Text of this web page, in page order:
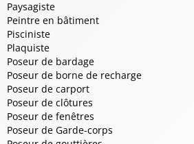
Paysagiste
Peintre en bâtiment
Pisciniste
Plaquiste
Poseur de bardage
Poseur de borne de recharge
Poseur de carport
Poseur de clôtures
Poseur de fenêtres
Poseur de Garde-corps